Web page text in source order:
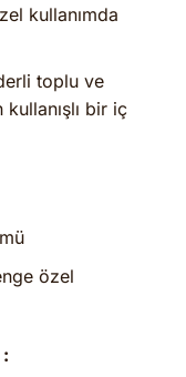
kullanımda
toplu ve
bir iç
özel